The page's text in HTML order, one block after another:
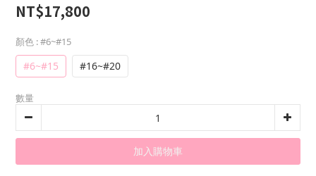
NT$17,800
顏色 : #6~#15
#6~#15 #16~#20
數量
加入購物車